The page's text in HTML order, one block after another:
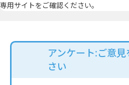
専用サイトをご確認ください。
アンケート:ご意
さい